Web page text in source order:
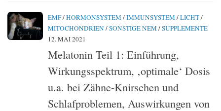
EMF/HORMONSYSTEM /IMMUNSYSTEM /LICHT/
MITOCHONDRIEN /SONSTIGE NEM /SUPPLEMENTE
12. MAI 2021
Melatonin Teil 1: Einführung,
Wirkungsspektrum, ‚optimale‘ Dosis
u.a. bei Zähne-Knirschen und
Schlafproblemen, Auswirkungen von